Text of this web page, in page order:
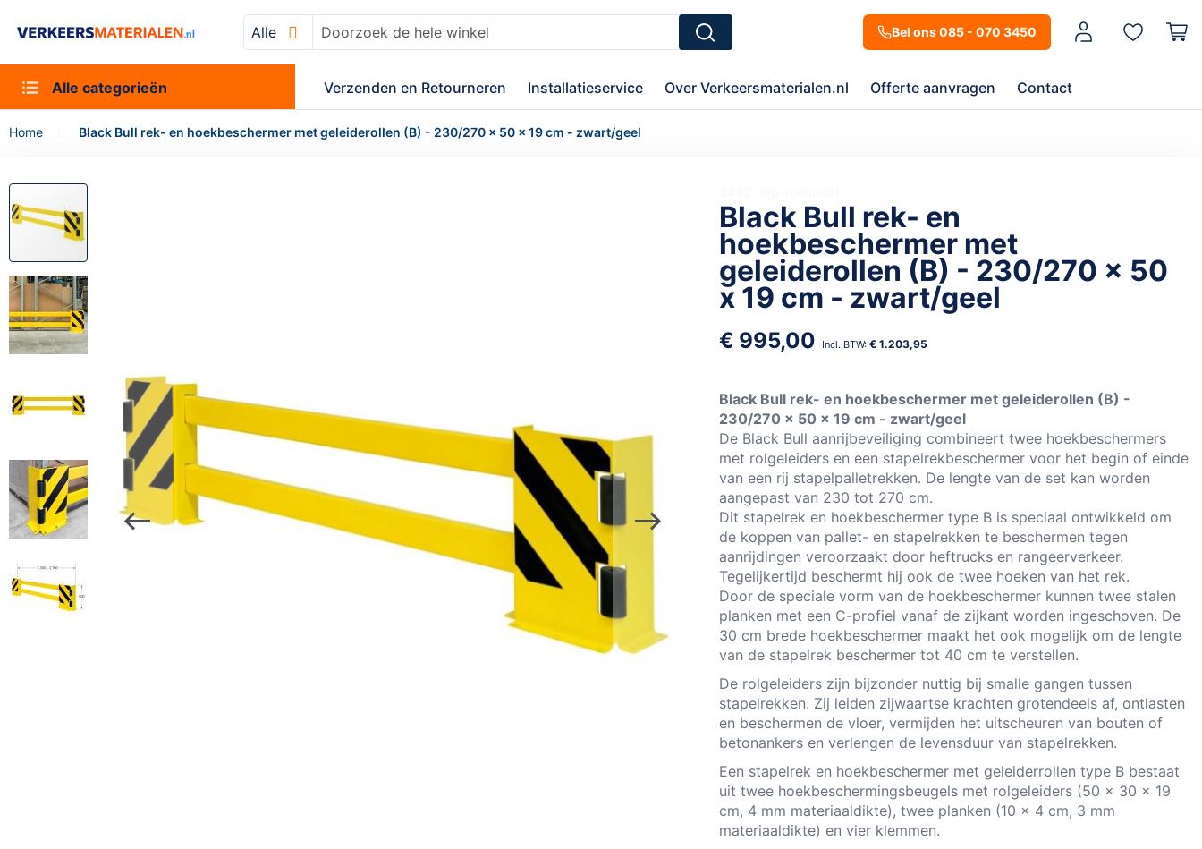
Bel ons 085 - 070 3450 Mijn account
Alle Zoek
Alle categorieën Verzenden en Retourneren Installatieservice Over Verkeersmaterialen.nl Offerte aanvragen Contact
Home Black Bull rek- en hoekbeschermer met geleiderollen (B) - 230/270 x 50 x 19 cm - zwart/geel
Black Bull rek- en
hoekbeschermer met
geleiderollen (B) - 230/270 x 50
x 19 cm - zwart/geel
€ 995,00 € 1.203,95
Black Bull rek- en hoekbeschermer met geleiderollen (B) -
230/270 x 50 x 19 cm - zwart/geel
De Black Bull aanrijbeveiliging combineert twee hoekbeschermers
met rolgeleiders en een stapelrekbeschermer voor het begin of einde
van een rij stapelpalletrekken. De lengte van de set kan worden
aangepast van 230 tot 270 cm.
Dit stapelrek en hoekbeschermer type B is speciaal ontwikkeld om
de koppen van pallet- en stapelrekken te beschermen tegen
aanrijdingen veroorzaakt door heftrucks en rangeerverkeer.
Tegelijkertijd beschermt hij ook de twee hoeken van het rek.
Door de speciale vorm van de hoekbeschermer kunnen twee stalen
planken met een C-profiel vanaf de zijkant worden ingeschoven. De
30 cm brede hoekbeschermer maakt het ook mogelijk om de lengte
van de stapelrek beschermer tot 40 cm te verstellen.
De rolgeleiders zijn bijzonder nuttig bij smalle gangen tussen
stapelrekken. Zij leiden zijwaartse krachten grotendeels af, ontlasten
en beschermen de vloer, vermijden het uitscheuren van bouten of
betonankers en verlengen de levensduur van stapelrekken.
Een stapelrek en hoekbeschermer met geleiderrollen type B bestaat
uit twee hoekbeschermingsbeugels met rolgeleiders (50 x 30 x 19
cm, 4 mm materiaaldikte), twee planken (10 x 4 cm, 3 mm
materiaaldikte) en vier klemmen.
Ga
naar
het
de
afbeeldingen-
gallerij